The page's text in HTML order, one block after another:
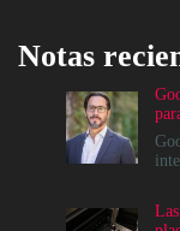
Notas